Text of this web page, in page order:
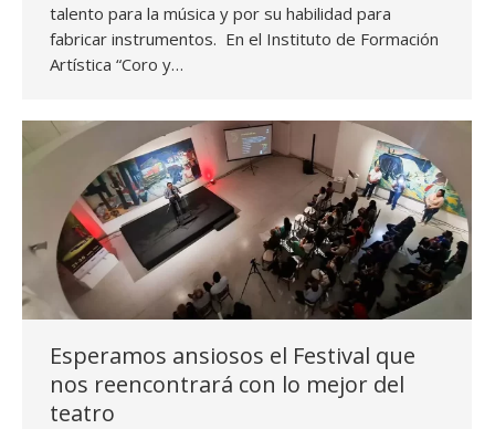
talento para la música y por su habilidad para
fabricar instrumentos. En el Instituto de Formación
Artística “Coro y…
Esperamos ansiosos el Festival que
nos reencontrará con lo mejor del
teatro